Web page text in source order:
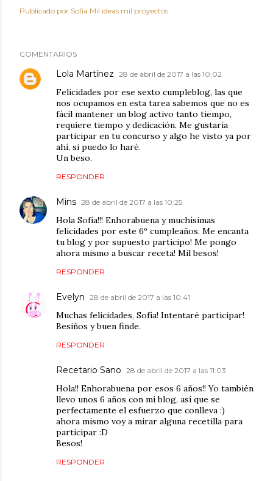
Publicado por Sofía Mil ideas mil proyectos
COMENTARIOS
Lola Martínez 28 de abril de 2017 a las 10:02
Felicidades por ese sexto cumpleblog, las que
nos ocupamos en esta tarea sabemos que no es
fácil mantener un blog activo tanto tiempo,
requiere tiempo y dedicación. Me gustaría
participar en tu concurso y algo he visto ya por
ahí, si puedo lo haré.
Un beso.
RESPONDER
Mins 28 de abril de 2017 a las 10:25
Hola Sofía!!! Enhorabuena y muchísimas
felicidades por este 6º cumpleaños. Me encanta
tu blog y por supuesto participo! Me pongo
ahora mismo a buscar receta! Mil besos!
RESPONDER
Evelyn 28 de abril de 2017 a las 10:41
Muchas felicidades, Sofía! Intentaré participar!
Besiños y buen finde.
RESPONDER
Recetario Sano 28 de abril de 2017 a las 11:03
Hola!! Enhorabuena por esos 6 años!! Yo también
llevo unos 6 años con mi blog, así que se
perfectamente el esfuerzo que conlleva :)
ahora mismo voy a mirar alguna recetilla para
participar :D
Besos!
RESPONDER